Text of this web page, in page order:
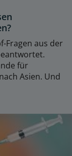
Fragen aus der
für
Asien. Und